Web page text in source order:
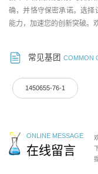
确，并恪守保密承诺。选
能力，加速您的创新突破。
常见基团 COMMON
1450655-76-1
ONLINE MESSAGE
在线留言